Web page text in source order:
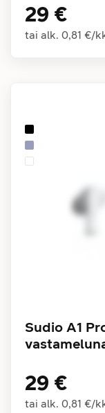
29 €
tai alk. 0,81 €/
Sudio A1
29 €
tai alk. 0,81 €/